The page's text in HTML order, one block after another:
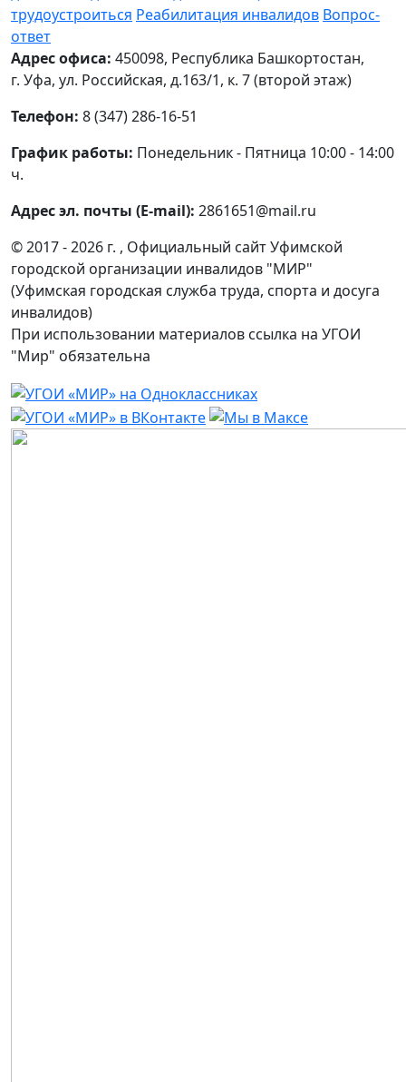
трудоустроиться Реабилитация инвалидов Вопрос-
ответ
Адрес офиса: 450098, Республика Башкортостан,
г. Уфа, ул. Российская, д.163/1, к. 7 (второй этаж)
Телефон: 8 (347) 286-16-51
График работы: Понедельник - Пятница 10:00 - 14:00
ч.
Адрес эл. почты (E-mail): 2861651@mail.ru
© 2017 - 2026 г. , Официальный сайт Уфимской
городской организации инвалидов "МИР"
(Уфимская городская служба труда, спорта и досуга
инвалидов)
При использовании материалов ссылка на УГОИ
"Мир" обязательна